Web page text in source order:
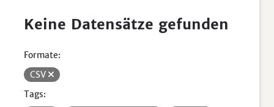
Keine Datensätze gefunden
Formate:
CSV
Tags: